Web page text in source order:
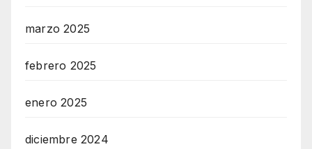
marzo 2025
febrero 2025
enero 2025
diciembre 2024